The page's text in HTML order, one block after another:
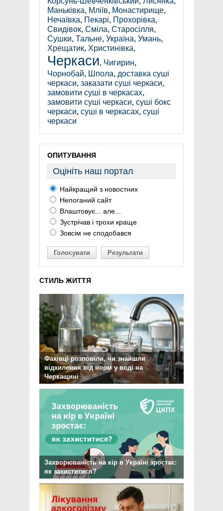
Маньківка, Мліїв, Монастирище,
Нечаївка, Пекарі, Прохорівка,
Свидівок, Сміла, Старосілля,
Сушки, Тальне, Україна, Умань,
Хрещатик, Христинівка,
Черкаси, Чигирин,
Чорнобай, Шпола, доставка суші
черкаси, заказати суші черкаси,
замовити суші в черкасах,
замовити суші черкаси, суші бокс
черкаси, суші в черкасах, суші
черкаси
ОПИТУВАННЯ
Оцініть наш портал
Найкращий з новостних
Непоганий сайт
Влаштовує... але...
Зустрічав і трохи краще
Зовсім не сподобався
Голосувати Результати
СТИЛЬ ЖИТТЯ
Фахівці розповіли, чи знайшли
відхилення від норм у воді на
Черкащині
Захворюваність на кір в Україні зростає:
як захиститися?